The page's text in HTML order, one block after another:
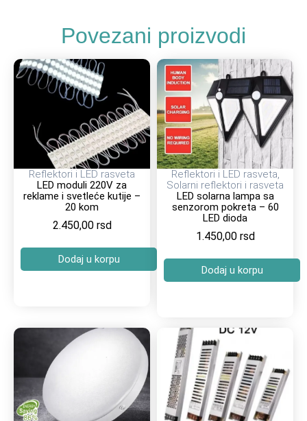
Povezani proizvodi
Reflektori i LED rasveta
LED moduli 220V za
reklame i svetleće kutije –
20 kom
2.450,00 rsd
Dodaj u korpu
Reflektori i LED rasveta,
Solarni reflektori i rasveta
LED solarna lampa sa
senzorom pokreta – 60
LED dioda
1.450,00 rsd
Dodaj u korpu